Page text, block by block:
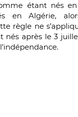
étant nés
en Algérie,
règle ne
nés après le 3